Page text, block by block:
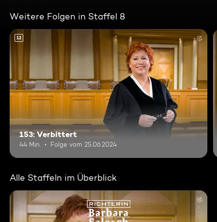
Weitere Folgen in Staffel 8
12
153: Verbittert
44 Min. Folge vom 25.06.2024
Alle Staffeln im Überblick